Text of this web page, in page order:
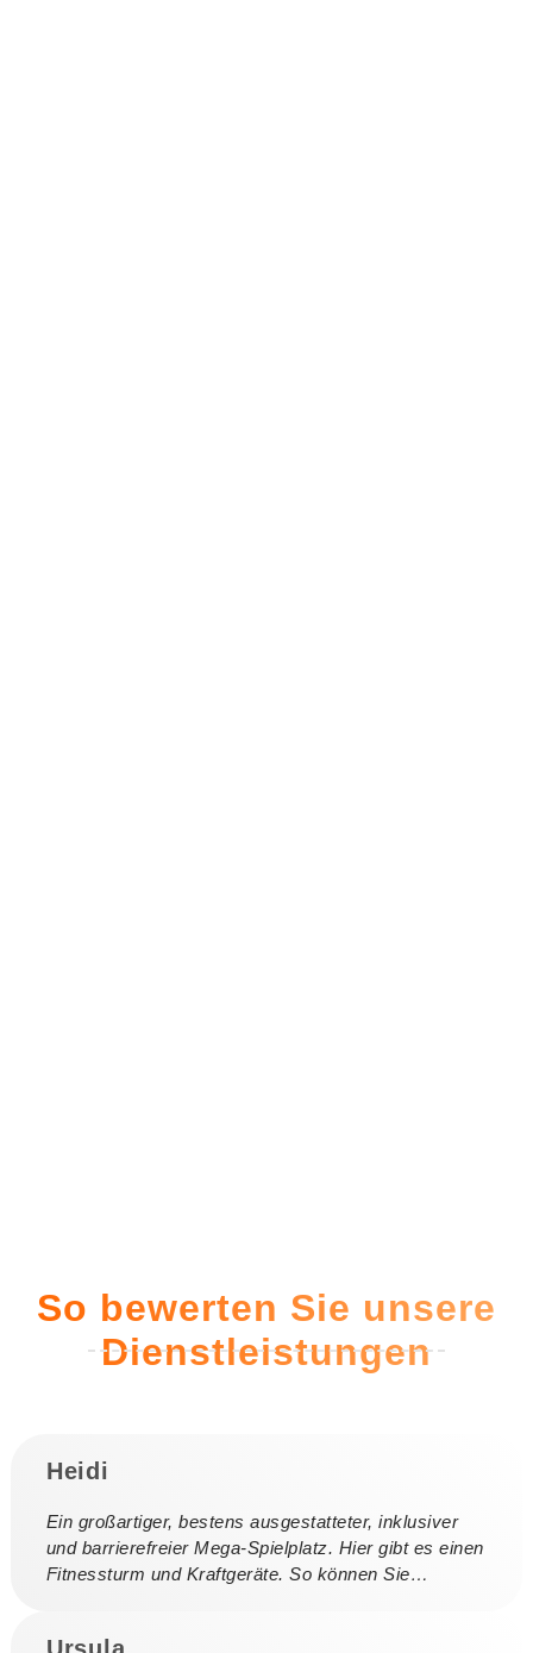
So bewerten Sie unsere
Dienstleistungen
Heidi
Ein großartiger, bestens ausgestatteter, inklusiver
und barrierefreier Mega-Spielplatz. Hier gibt es einen
Fitnessturm und Kraftgeräte. So können Sie
Ursula